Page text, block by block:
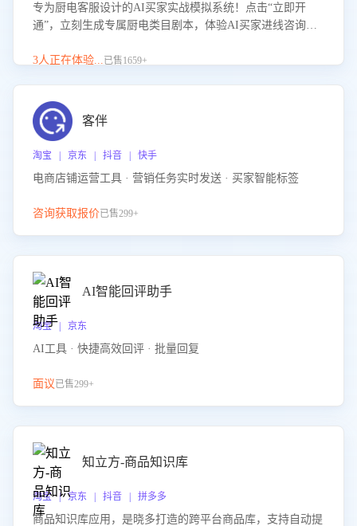
专为厨电客服设计的AI买家实战模拟系统！点击“立即开
通”，立刻生成专属厨电类目剧本，体验AI买家进线咨询真
实场景应对技巧！
3人正在体验...已售1659+
客伴
淘宝 | 京东 | 抖音 | 快手
电商店铺运营工具 · 营销任务实时发送 · 买家智能标签
咨询获取报价已售299+
AI智能回评助手
淘宝 | 京东
AI工具 · 快捷高效回评 · 批量回复
面议已售299+
知立方-商品知识库
淘宝 | 京东 | 抖音 | 拼多多
商品知识库应用，是晓多打造的跨平台商品库，支持自动提